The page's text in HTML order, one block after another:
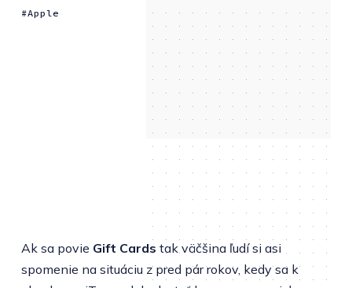
Apple
Ak sa povie Gift Cards tak väčšina ľudí si asi
spomenie na situáciu z pred pár rokov, kedy sa k